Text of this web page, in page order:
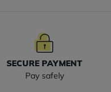
SECURE PAYMENT
Pay safely